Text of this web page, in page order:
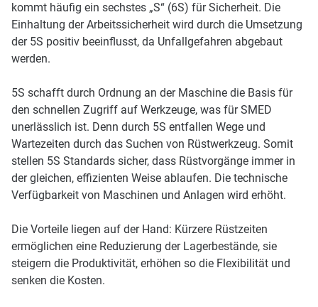
kommt häufig ein sechstes „S“ (6S) für Sicherheit. Die
Einhaltung der Arbeitssicherheit wird durch die Umsetzung
der 5S positiv beeinflusst, da Unfallgefahren abgebaut
werden.
5S schafft durch Ordnung an der Maschine die Basis für
den schnellen Zugriff auf Werkzeuge, was für SMED
unerlässlich ist. Denn durch 5S entfallen Wege und
Wartezeiten durch das Suchen von Rüstwerkzeug. Somit
stellen 5S Standards sicher, dass Rüstvorgänge immer in
der gleichen, effizienten Weise ablaufen. Die technische
Verfügbarkeit von Maschinen und Anlagen wird erhöht.
Die Vorteile liegen auf der Hand: Kürzere Rüstzeiten
ermöglichen eine Reduzierung der Lagerbestände, sie
steigern die Produktivität, erhöhen so die Flexibilität und
senken die Kosten.